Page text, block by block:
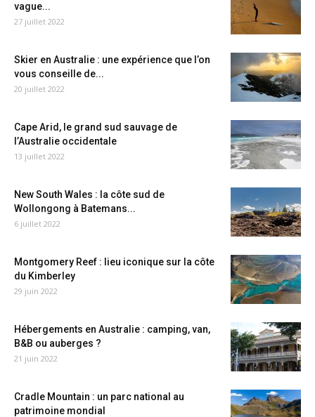
vague...
27 juillet 2022
Skier en Australie : une expérience que l’on
vous conseille de...
20 juillet 2022
Cape Arid, le grand sud sauvage de
l’Australie occidentale
13 juillet 2022
New South Wales : la côte sud de
Wollongong à Batemans...
6 juillet 2022
Montgomery Reef : lieu iconique sur la côte
du Kimberley
29 juin 2022
Hébergements en Australie : camping, van,
B&B ou auberges ?
21 juin 2022
Cradle Mountain : un parc national au
patrimoine mondial